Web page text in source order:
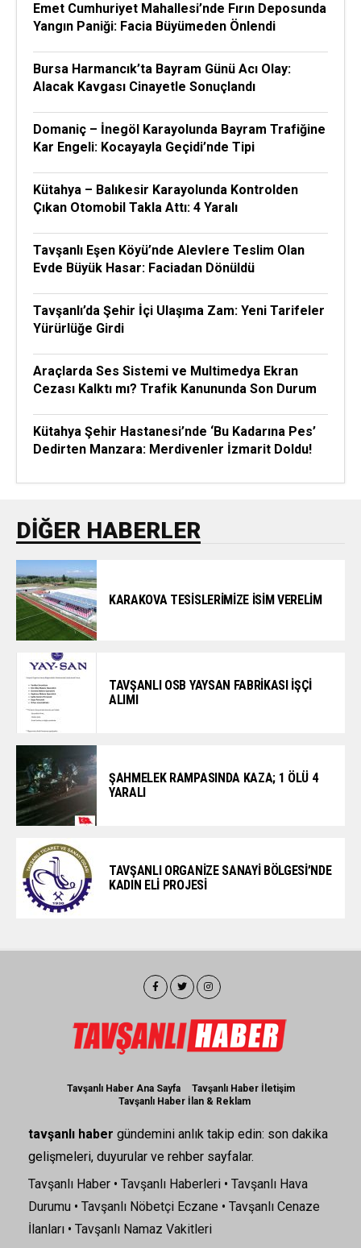
Emet Cumhuriyet Mahallesi’nde Fırın Deposunda
Yangın Paniği: Facia Büyümeden Önlendi
Bursa Harmancık’ta Bayram Günü Acı Olay:
Alacak Kavgası Cinayetle Sonuçlandı
Domaniç – İnegöl Karayolunda Bayram Trafiğine
Kar Engeli: Kocayayla Geçidi’nde Tipi
Kütahya – Balıkesir Karayolunda Kontrolden
Çıkan Otomobil Takla Attı: 4 Yaralı
Tavşanlı Eşen Köyü’nde Alevlere Teslim Olan
Evde Büyük Hasar: Faciadan Dönüldü
Tavşanlı’da Şehir İçi Ulaşıma Zam: Yeni Tarifeler
Yürürlüğe Girdi
Araçlarda Ses Sistemi ve Multimedya Ekran
Cezası Kalktı mı? Trafik Kanununda Son Durum
Kütahya Şehir Hastanesi’nde ‘Bu Kadarına Pes’
Dedirten Manzara: Merdivenler İzmarit Doldu!
DIĞER HABERLER
KARAKOVA TESİSLERİMİZE İSİM VERELİM
TAVŞANLI OSB YAYSAN FABRİKASI İŞÇİ
ALIMI
ŞAHMELEK RAMPASINDA KAZA; 1 ÖLÜ 4
YARALI
TAVŞANLI ORGANİZE SANAYİ BÖLGESİ’NDE
KADIN ELİ PROJESİ
Tavşanlı Haber Ana Sayfa
Tavşanlı Haber İletişim
Tavşanlı Haber İlan & Reklam
tavşanlı haber gündemini anlık takip edin: son dakika
gelişmeleri, duyurular ve rehber sayfalar.
Tavşanlı Haber • Tavşanlı Haberleri • Tavşanlı Hava
Durumu • Tavşanlı Nöbetçi Eczane • Tavşanlı Cenaze
İlanları • Tavşanlı Namaz Vakitleri